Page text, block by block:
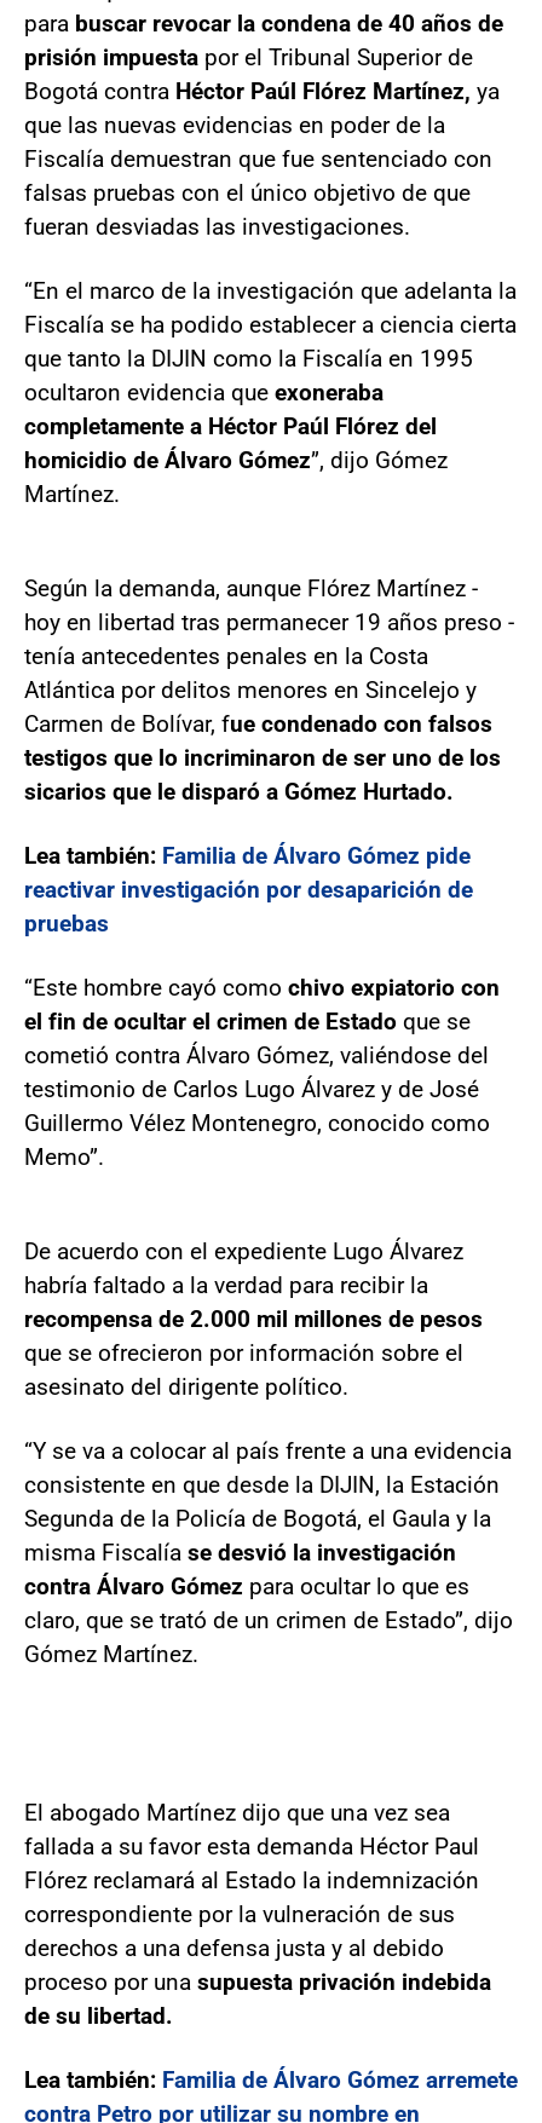
para buscar revocar la condena de 40 años de
prisión impuesta por el Tribunal Superior de
Bogotá contra Héctor Paúl Flórez Martínez, ya
que las nuevas evidencias en poder de la
Fiscalía demuestran que fue sentenciado con
falsas pruebas con el único objetivo de que
fueran desviadas las investigaciones.
“En el marco de la investigación que adelanta la
Fiscalía se ha podido establecer a ciencia cierta
que tanto la DIJIN como la Fiscalía en 1995
ocultaron evidencia que exoneraba
completamente a Héctor Paúl Flórez del
homicidio de Álvaro Gómez”, dijo Gómez
Martínez.
Según la demanda, aunque Flórez Martínez -
hoy en libertad tras permanecer 19 años preso -
tenía antecedentes penales en la Costa
Atlántica por delitos menores en Sincelejo y
Carmen de Bolívar, fue condenado con falsos
testigos que lo incriminaron de ser uno de los
sicarios que le disparó a Gómez Hurtado.
Lea también: Familia de Álvaro Gómez pide
reactivar investigación por desaparición de
pruebas
“Este hombre cayó como chivo expiatorio con
el fin de ocultar el crimen de Estado que se
cometió contra Álvaro Gómez, valiéndose del
testimonio de Carlos Lugo Álvarez y de José
Guillermo Vélez Montenegro, conocido como
Memo”.
De acuerdo con el expediente Lugo Álvarez
habría faltado a la verdad para recibir la
recompensa de 2.000 mil millones de pesos
que se ofrecieron por información sobre el
asesinato del dirigente político.
“Y se va a colocar al país frente a una evidencia
consistente en que desde la DIJIN, la Estación
Segunda de la Policía de Bogotá, el Gaula y la
misma Fiscalía se desvió la investigación
contra Álvaro Gómez para ocultar lo que es
claro, que se trató de un crimen de Estado”, dijo
Gómez Martínez.
El abogado Martínez dijo que una vez sea
fallada a su favor esta demanda Héctor Paul
Flórez reclamará al Estado la indemnización
correspondiente por la vulneración de sus
derechos a una defensa justa y al debido
proceso por una supuesta privación indebida
de su libertad.
Lea también: Familia de Álvaro Gómez arremete
contra Petro por utilizar su nombre en